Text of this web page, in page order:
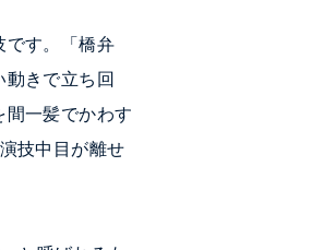
です。「橋弁
きで立ち回
間一髪でかわす
技中目が離せ